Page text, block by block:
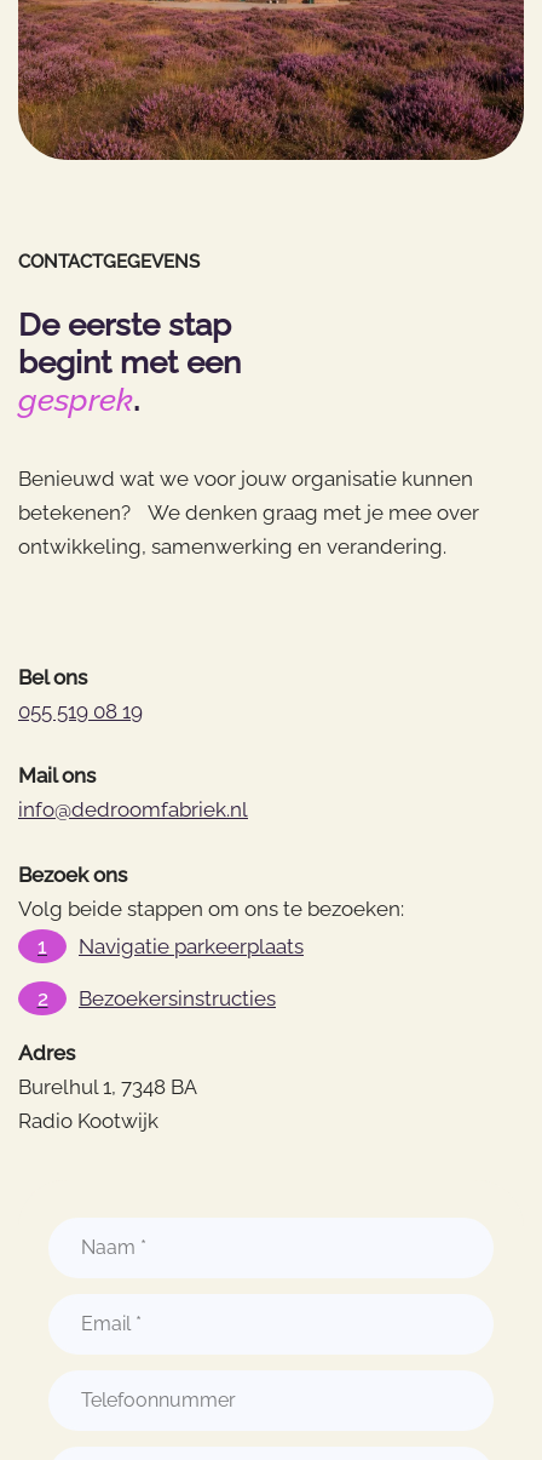
CONTACTGEGEVENS
De eerste stap
begint met een
gesprek.
Benieuwd wat we voor jouw organisatie kunnen
betekenen? We denken graag met je mee over
ontwikkeling, samenwerking en verandering.
Bel ons
055 519 08 19
Mail ons
info@dedroomfabriek.nl
Bezoek ons
Volg beide stappen om ons te bezoeken:
1
Navigatie parkeerplaats
2 Bezoekersinstructies
Adres
Burelhul 1, 7348 BA
Radio Kootwijk